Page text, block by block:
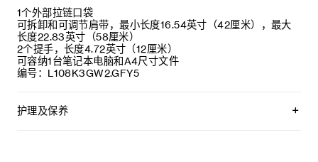
1个外部拉链口袋
可拆卸和可调节肩带，最小长度16.54英寸（42厘米），最大
长度22.83英寸（58厘米）
2个提手，长度4.72英寸（12厘米）
可容纳1台笔记本电脑和A4尺寸文件
编号：L108K3GW2.GFY5
护理及保养